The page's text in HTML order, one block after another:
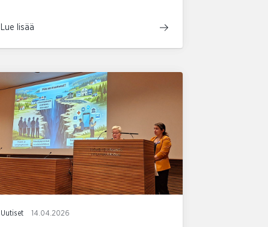
Lue lisää
Uutiset 14.04.2026